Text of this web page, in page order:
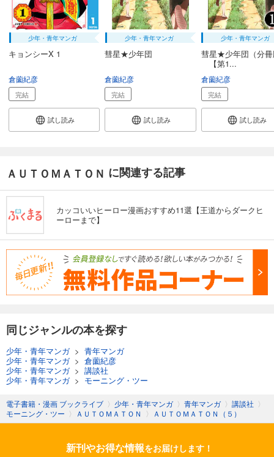
少年・青年マンガ
キョンシーX 1
倉薗紀彦
完結
試し読み
少年・青年マンガ
彗星★少年団
倉薗紀彦
完結
試し読み
少年・青年マンガ
彗星★少年団（分
【第1...
倉薗紀彦
完結
試し読み
ＡＵＴＯＭＡＴＯＮ に関連する記事
カッコいいヒーロー漫画おすすめ11選【王道からダークヒ
ーローまで】
同じジャンルの本を探す
少年・青年マンガ> 青年マンガ
少年・青年マンガ> 倉薗紀彦
少年・青年マンガ> 講談社
少年・青年マンガ> モーニング・ツー
電子書籍・漫画 ブックライブ 〉 少年・青年マンガ 〉 青年マンガ 〉 講談社 〉
モーニング・ツー 〉 ＡＵＴＯＭＡＴＯＮ 〉 ＡＵＴＯＭＡＴＯＮ（５）
新刊やお得な情報をお届けします！